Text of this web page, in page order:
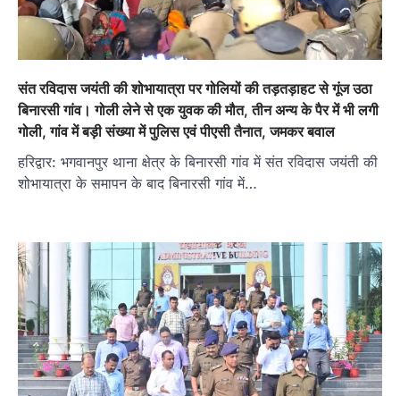
संत रविदास जयंती की शोभायात्रा पर गोलियों की तड़तड़ाहट से गूंज उठा
बिनारसी गांव। गोली लेने से एक युवक की मौत, तीन अन्य के पैर में भी लगी
गोली, गांव में बड़ी संख्या में पुलिस एवं पीएसी तैनात, जमकर बवाल
हरिद्वार: भगवानपुर थाना क्षेत्र के बिनारसी गांव में संत रविदास जयंती की
शोभायात्रा के समापन के बाद बिनारसी गांव में…